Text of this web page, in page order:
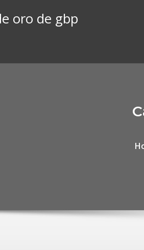
oro de gbp